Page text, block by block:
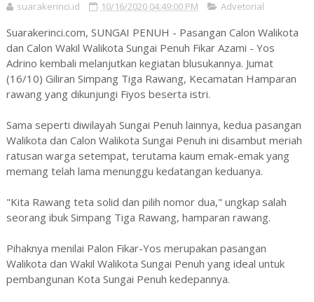
suarakerinci.id 10/16/2020 04:49:00 PM Advetorial
Suarakerinci.com, SUNGAI PENUH - Pasangan Calon Walikota
dan Calon Wakil Walikota Sungai Penuh Fikar Azami - Yos
Adrino kembali melanjutkan kegiatan blusukannya. Jumat
(16/10) Giliran Simpang Tiga Rawang, Kecamatan Hamparan
rawang yang dikunjungi Fiyos beserta istri.
Sama seperti diwilayah Sungai Penuh lainnya, kedua pasangan
Walikota dan Calon Walikota Sungai Penuh ini disambut meriah
ratusan warga setempat, terutama kaum emak-emak yang
memang telah lama menunggu kedatangan keduanya.
"Kita Rawang teta solid dan pilih nomor dua," ungkap salah
seorang ibuk Simpang Tiga Rawang, hamparan rawang.
Pihaknya menilai Palon Fikar-Yos merupakan pasangan
Walikota dan Wakil Walikota Sungai Penuh yang ideal untuk
pembangunan Kota Sungai Penuh kedepannya.